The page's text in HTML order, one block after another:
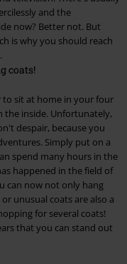
and the
now? Better not. But
is why you should reach
coats!
sit at home in your four
the inside. Unfortunately,
despair, because you
Simply put on a
spend many hours in the
happened in the field of
can now not only hang
unusual coats are also a
for several coats!
that you can stand out